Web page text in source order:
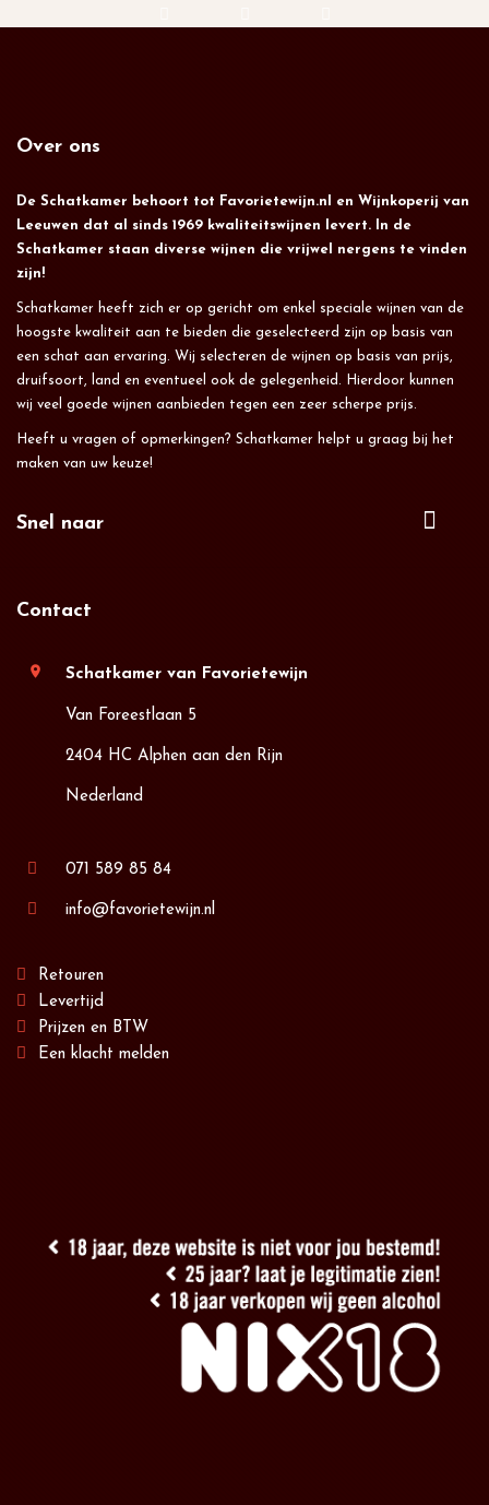
Over ons
De Schatkamer behoort tot Favorietewijn.nl en Wijnkoperij van
Leeuwen dat al sinds 1969 kwaliteitswijnen levert. In de
Schatkamer staan diverse wijnen die vrijwel nergens te vinden
zijn!
Schatkamer heeft zich er op gericht om enkel speciale wijnen van de
hoogste kwaliteit aan te bieden die geselecteerd zijn op basis van
een schat aan ervaring. Wij selecteren de wijnen op basis van prijs,
druifsoort, land en eventueel ook de gelegenheid. Hierdoor kunnen
wij veel goede wijnen aanbieden tegen een zeer scherpe prijs.
Heeft u vragen of opmerkingen? Schatkamer helpt u graag bij het
maken van uw keuze!
Snel naar
Contact
location_on Schatkamer van Favorietewijn
Van Foreestlaan 5
2404 HC Alphen aan den Rijn
Nederland
071 589 85 84
info@favorietewijn.nl
Retouren
Levertijd
Prijzen en BTW
Een klacht melden